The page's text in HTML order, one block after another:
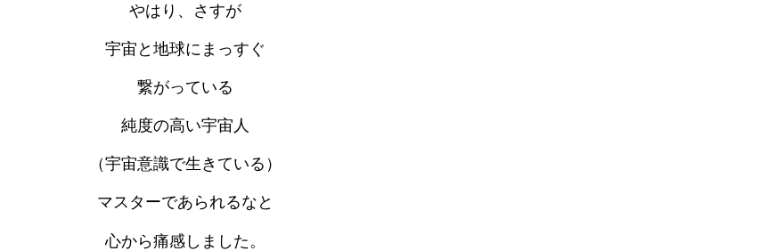
やはり、さすが
宇宙と地球にまっすぐ
繋がっている
純度の高い宇宙人
（宇宙意識で生きている）
マスターであられるなと
心から痛感しました。